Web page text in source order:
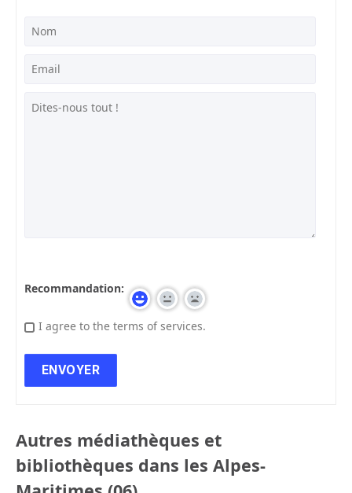
Recommandation:
I agree to the terms of services.
Autres médiathèques et
bibliothèques dans les Alpes-